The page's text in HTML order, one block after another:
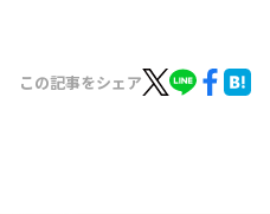
この記事をシェア